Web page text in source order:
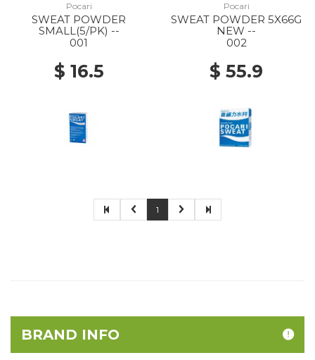
Pocari
SWEAT POWDER
SMALL(5/PK) --
001
$ 16.5
Pocari
SWEAT POWDER 5X66G
NEW --
002
$ 55.9
1
BRAND INFO